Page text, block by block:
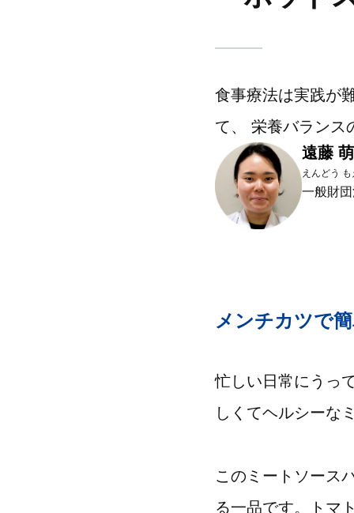
食事療法は実践が
て、 栄養バランス
遠藤 萌
えんどう も
一般財
メンチカツで
忙しい日常にうっ
しくてヘルシーな
このミートソース
る一品です。トマ